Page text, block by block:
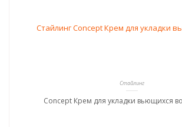
Стайлинг
Concept Крем для укладки вьющихся